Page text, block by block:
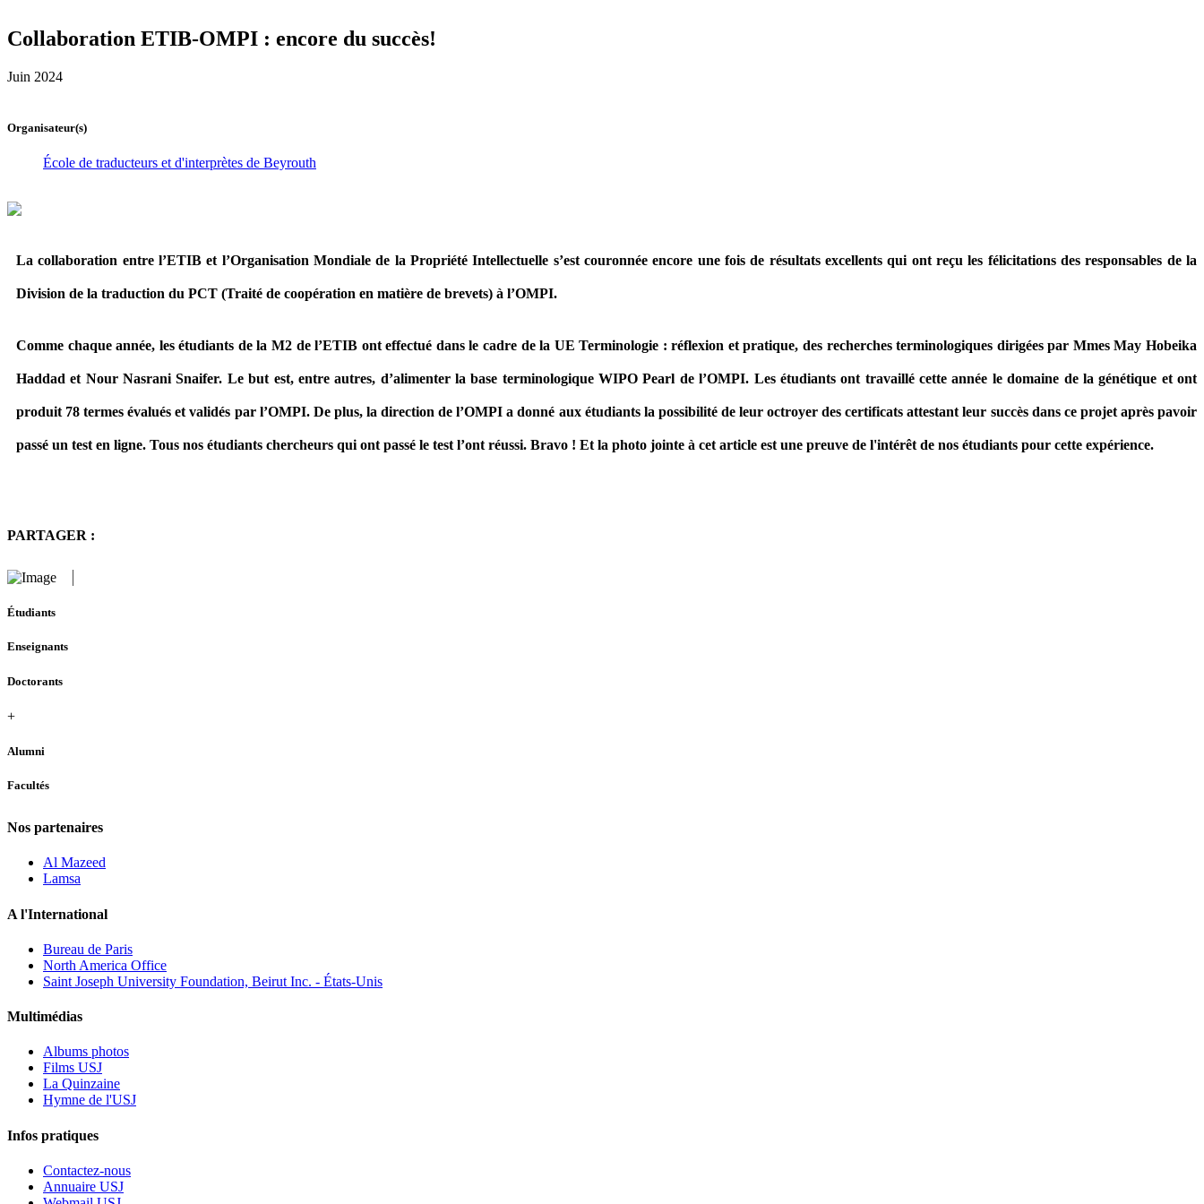
Collaboration ETIB-OMPI : encore du succès!
Juin 2024
Organisateur(s)
École de traducteurs et d'interprètes de Beyrouth
La collaboration entre l’ETIB et l’Organisation Mondiale de la Propriété Intellectuelle s’est couronnée encore une fois de résultats excellents qui ont reçu les félicitations des responsables de la
Division de la traduction du PCT (Traité de coopération en matière de brevets) à l’OMPI.
Comme chaque année, les étudiants de la M2 de l’ETIB ont effectué dans le cadre de la UE Terminologie : réflexion et pratique, des recherches terminologiques dirigées par Mmes May Hobeika
Haddad et Nour Nasrani Snaifer. Le but est, entre autres, d’alimenter la base terminologique WIPO Pearl de l’OMPI. Les étudiants ont travaillé cette année le domaine de la génétique et ont
produit 78 termes évalués et validés par l’OMPI. De plus, la direction de l’OMPI a donné aux étudiants la possibilité de leur octroyer des certificats attestant leur succès dans ce projet après pavoir
passé un test en ligne. Tous nos étudiants chercheurs qui ont passé le test l’ont réussi. Bravo ! Et la photo jointe à cet article est une preuve de l'intérêt de nos étudiants pour cette expérience.
PARTAGER :
Étudiants
Enseignants
Doctorants
+
Alumni
Facultés
Nos partenaires
Al Mazeed
Lamsa
A l'International
Bureau de Paris
North America Office
Saint Joseph University Foundation, Beirut Inc. - États-Unis
Multimédias
Albums photos
Films USJ
La Quinzaine
Hymne de l'USJ
Infos pratiques
Contactez-nous
Annuaire USJ